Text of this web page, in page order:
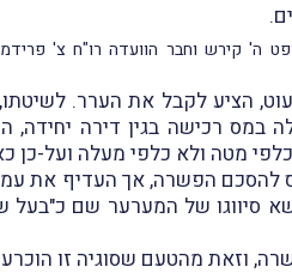
ה' קירש וחבר הוועדה רו"ח צ'
הציע לקבל את הערר.
במס רכישה בגין דירה יחידה,
מטה ולא כלפי מעלה ועל-כן
להסכם הפשרה, אך העדיף את
סיווגו של המערער שם כ"בעל